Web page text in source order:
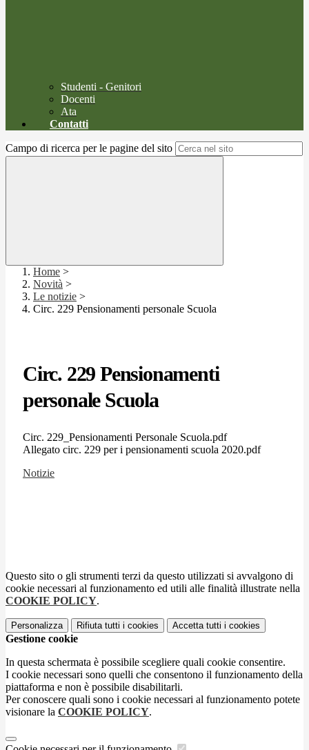
Studenti - Genitori
Docenti
Ata
Contatti
Campo di ricerca per le pagine del sito
Home >
Novità >
Le notizie >
Circ. 229 Pensionamenti personale Scuola
Circ. 229 Pensionamenti
personale Scuola
Circ. 229_Pensionamenti Personale Scuola.pdf
Allegato circ. 229 per i pensionamenti scuola 2020.pdf
Notizie
Questo sito o gli strumenti terzi da questo utilizzati si avvalgono di
cookie necessari al funzionamento ed utili alle finalità illustrate nella
COOKIE POLICY.
Personalizza Rifiuta tutti i cookies Accetta tutti i cookies
Gestione cookie
In questa schermata è possibile scegliere quali cookie consentire.
I cookie necessari sono quelli che consentono il funzionamento della
piattaforma e non è possibile disabilitarli.
Per conoscere quali sono i cookie necessari al funzionamento potete
visionare la COOKIE POLICY.